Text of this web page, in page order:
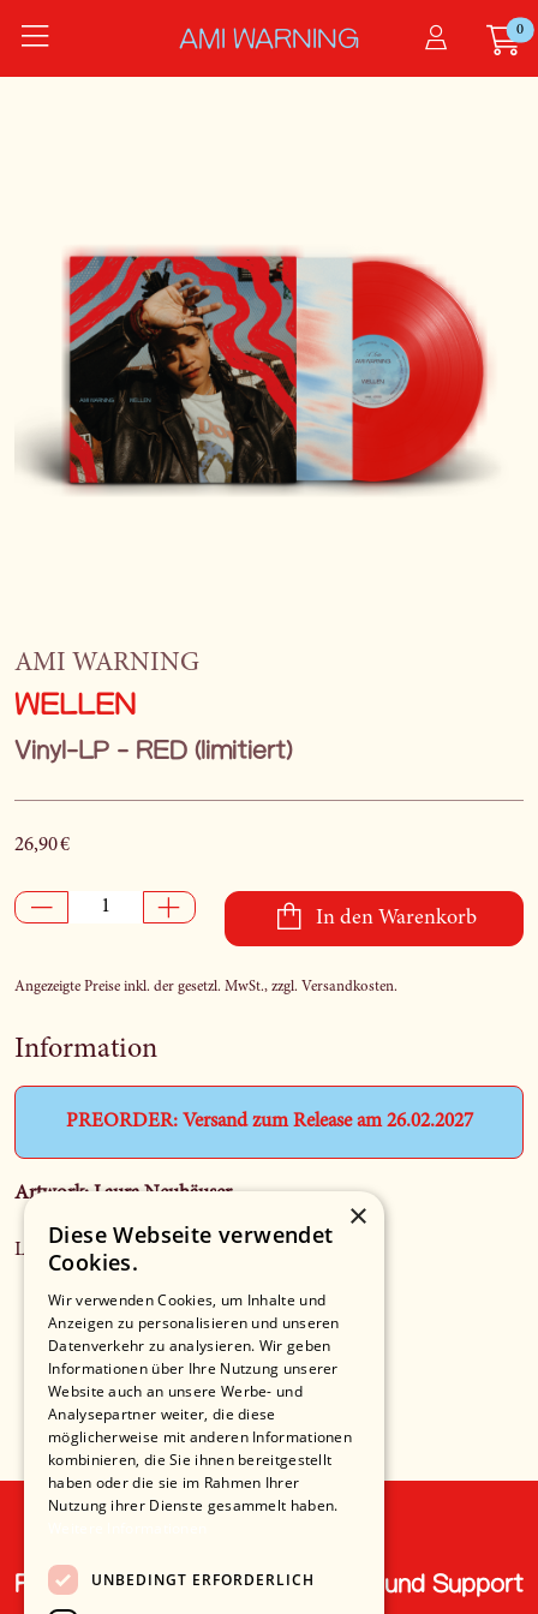
AMI WARNING 0
Startseite
AMI WARNING
WELLEN
Vinyl-LP - RED (limitiert)
26,90 €
In den Warenkorb
Angezeigte Preise inkl. der gesetzl. MwSt., zzgl. Versandkosten.
Information
PREORDER: Versand zum Release am 26.02.2027
Artwork: Laura Neuhäuser
LIMITED RED VINYL EDITION
Streng limitierte Auflage von 1.000
Vinyl-LP (handsigniert von Ami Warning)
150 Gramm Pressung | Red Vinyl
Innenhülle bedruckt mit Songtexten & Foto
12 Tracks | Tracklisting TBA.
Recht und Ordnung Hilfe und Support
×
Diese Webseite verwendet
Cookies.
Wir verwenden Cookies, um Inhalte und
Anzeigen zu personalisieren und unseren
Datenverkehr zu analysieren. Wir geben
Informationen über Ihre Nutzung unserer
Website auch an unsere Werbe- und
Analysepartner weiter, die diese
möglicherweise mit anderen Informationen
kombinieren, die Sie ihnen bereitgestellt
haben oder die sie im Rahmen Ihrer
Nutzung ihrer Dienste gesammelt haben.
UNBEDINGT ERFORDERLICH